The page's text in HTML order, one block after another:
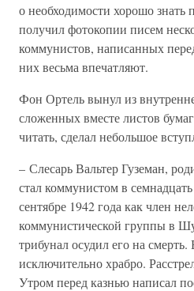
о необходимости хорошо знать
получил фотокопии писем
коммунистов, написанных
них весьма впечатляют.
Фон Ортель вынул из
сложенных вместе листов
читать, сделал небольшое
– Слесарь Вальтер Гуземан,
стал коммунистом в
сентябре 1942 года как член
коммунистической группы в
трибунал осудил его на
исключительно храбро.
Утром перед казнью написал